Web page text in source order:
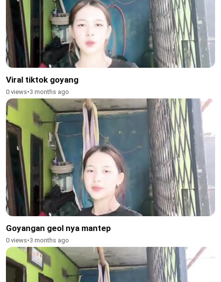
Viral tiktok goyang
0 views•3 months ago
Goyangan geol nya mantep
0 views•3 months ago